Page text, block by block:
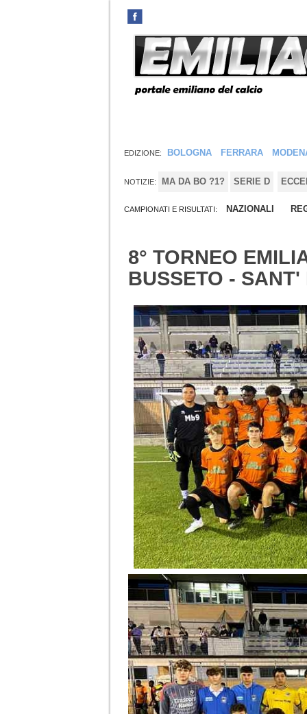
EDIZIONE: BOLOGNA FERRARA
NOTIZIE: MA DA BO ?1? SERIE D
CAMPIONATI E RISULTATI: NAZIONALI
8° TORNEO
BUSSETO -